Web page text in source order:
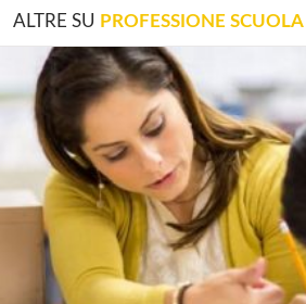
ALTRE SU PROFESSIONE SCUOLA